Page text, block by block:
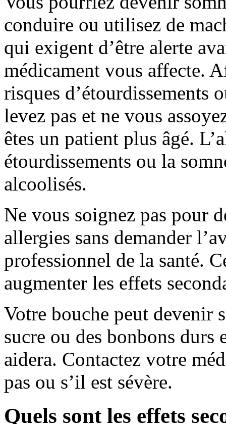
conduire ou utilisez de
qui exigent d’être alerte
médicament vous affecte.
risques d’étourdissements
levez pas et ne vous
êtes un patient plus âgé.
étourdissements ou la
alcoolisés.
Ne vous soignez pas pour
allergies sans demander
professionnel de la santé.
augmenter les effets
Votre bouche peut devenir
sucre ou des bonbons durs
aidera. Contactez votre
pas ou s’il est sévère.
Quels sont les effets